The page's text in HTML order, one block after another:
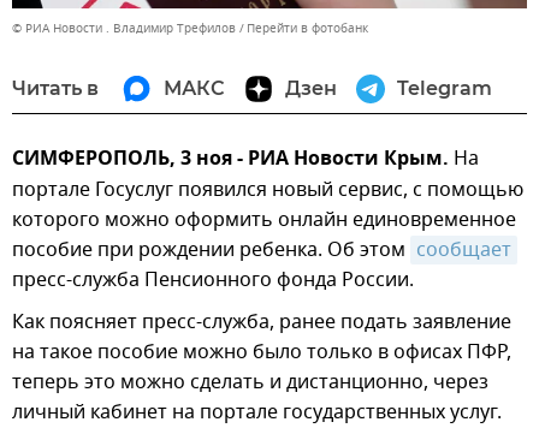
© РИА Новости . Владимир Трефилов Перейти в фотобанк
Читать в МАКС Дзен Telegram
СИМФЕРОПОЛЬ, 3 ноя - РИА Новости Крым. На
портале Госуслуг появился новый сервис, с помощью
которого можно оформить онлайн единовременное
пособие при рождении ребенка. Об этом сообщает
пресс-служба Пенсионного фонда России.
Как поясняет пресс-служба, ранее подать заявление
на такое пособие можно было только в офисах ПФР,
теперь это можно сделать и дистанционно, через
личный кабинет на портале государственных услуг.